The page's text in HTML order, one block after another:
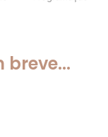
breve...